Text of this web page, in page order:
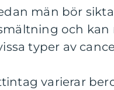
män bör
och
typer av
varierar